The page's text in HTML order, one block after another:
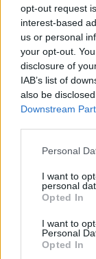
opt-out request
interest-based
us or personal
your opt-out.
disclosure of
IAB’s list of
also be
Downstream
Personal
I want to
personal
Opted In
I want to
Personal
Opted In
Reklama: